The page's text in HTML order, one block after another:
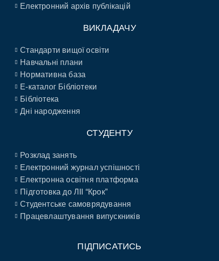
Електронний архів публікацій
ВИКЛАДАЧУ
Стандарти вищої освіти
Навчальні плани
Нормативна база
E-каталог Бібліотеки
Бібліотека
Дні народження
СТУДЕНТУ
Розклад занять
Електронний журнал успішності
Електронна освітня платформа
Підготовка до ЛІІ “Крок”
Студентське самоврядування
Працевлаштування випускників
ПІДПИСАТИСЬ